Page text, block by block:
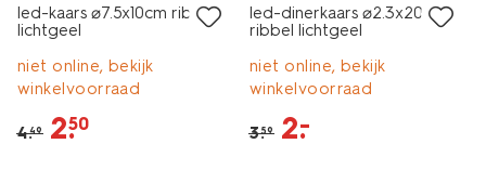
led-kaars ⌀7.5x10cm ribbel
lichtgeel
niet online, bekijk
winkelvoorraad
4.49 2.
50
led-dinerkaars ⌀2.3x20cm
ribbel lichtgeel
niet online, bekijk
winkelvoorraad
3.59 2.
–